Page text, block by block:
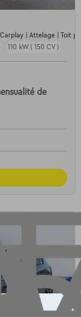
| Attelage | Toit
110 kW ( 150 CV )
de